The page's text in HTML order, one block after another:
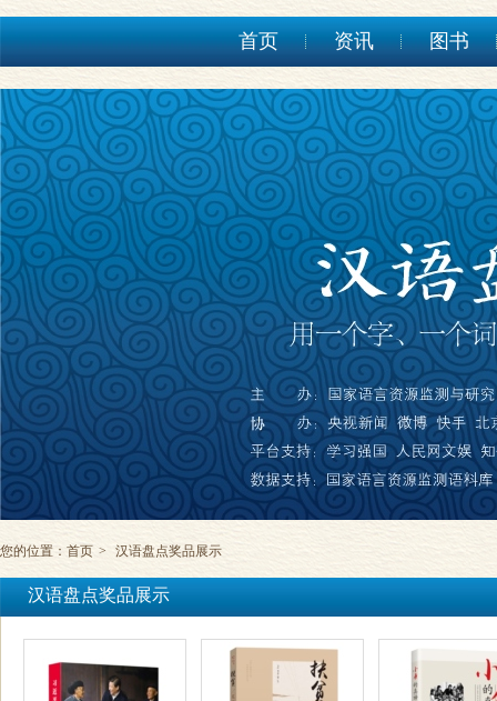
首页 资讯 图书
您的位置： 首页 > 汉语盘点奖品展示
汉语盘点奖品展示